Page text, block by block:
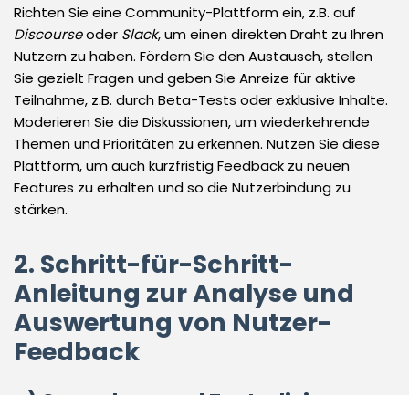
Richten Sie eine Community-Plattform ein, z.B. auf
Discourseoder Slack, um einen direkten Draht zu Ihren
Nutzern zu haben. Fördern Sie den Austausch, stellen
Sie gezielt Fragen und geben Sie Anreize für aktive
Teilnahme, z.B. durch Beta-Tests oder exklusive Inhalte.
Moderieren Sie die Diskussionen, um wiederkehrende
Themen und Prioritäten zu erkennen. Nutzen Sie diese
Plattform, um auch kurzfristig Feedback zu neuen
Features zu erhalten und so die Nutzerbindung zu
stärken.
2. Schritt-für-Schritt-
Anleitung zur Analyse und
Auswertung von Nutzer-
Feedback